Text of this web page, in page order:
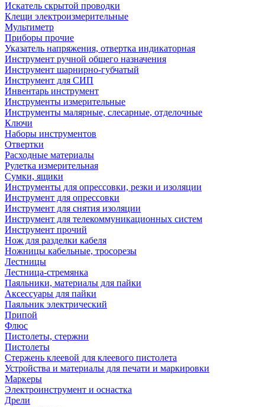
Искатель скрытой проводки
Клещи электроизмерительные
Мультиметр
Приборы прочие
Указатель напряжения, отвертка индикаторная
Инструмент ручной общего назначения
Инструмент шарнирно-губчатый
Инструмент для СИП
Инвентарь инструмент
Инструменты измерительные
Инструменты малярные, слесарные, отделочные
Ключи
Наборы инструментов
Отвертки
Расходные материалы
Рулетка измерительная
Сумки, ящики
Инструменты для опрессовки, резки и изоляции
Инструмент для опрессовки
Инструмент для снятия изоляции
Инструмент для телекоммуникационных систем
Инструмент прочий
Нож для разделки кабеля
Ножницы кабельные, тросорезы
Лестницы
Лестница-стремянка
Паяльники, материалы для пайки
Аксессуары для пайки
Паяльник электрический
Припой
Флюс
Пистолеты, стержни
Пистолеты
Стержень клеевой для клеевого пистолета
Устройства и материалы для печати и маркировки
Маркеры
Электроинструмент и оснастка
Дрели